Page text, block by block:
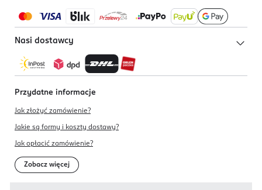
Nasi dostawcy
Przydatne informacje
Jak złożyć zamówienie?
Jakie są formy i koszty dostawy?
Jak opłacić zamówienie?
Zobacz więcej